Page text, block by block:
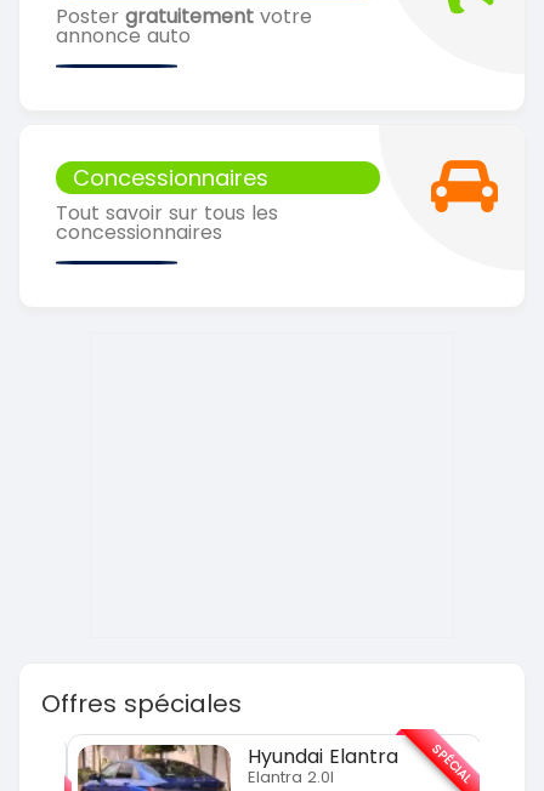
Poster gratuitement votre
annonce auto
Concessionnaires
Tout savoir sur tous les
concessionnaires
Offres spéciales
Hyundai Elantra
Elantra 2.0l SPÉCIAL